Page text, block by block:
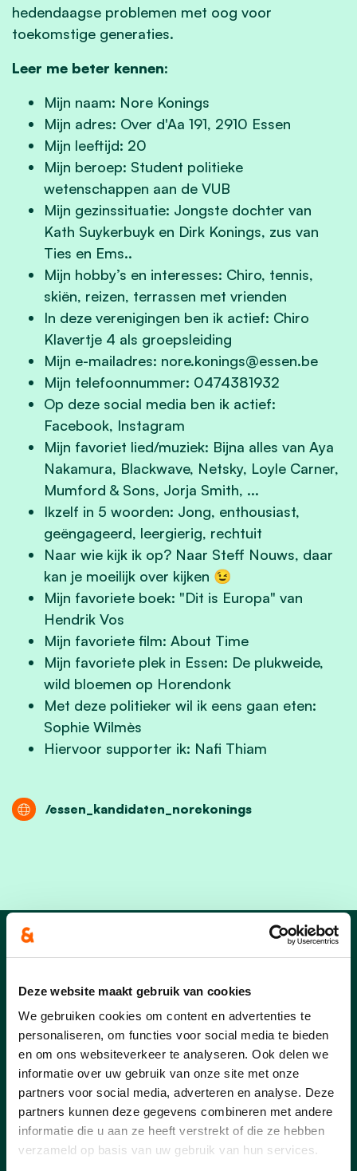
Deze website maakt gebruik van cookies
We gebruiken cookies om content en advertenties te
personaliseren, om functies voor social media te bieden
en om ons websiteverkeer te analyseren. Ook delen we
informatie over uw gebruik van onze site met onze
partners voor social media, adverteren en analyse. Deze
partners kunnen deze gegevens combineren met andere
informatie die u aan ze heeft verstrekt of die ze hebben
verzameld op basis van uw gebruik van hun services.
hedendaagse problemen met oog voor
toekomstige generaties.
Leer me beter kennen:
Mijn naam: Nore Konings
Mijn adres: Over d'Aa 191, 2910 Essen
Mijn leeftijd: 20
Mijn beroep: Student politieke
wetenschappen aan de VUB
Mijn gezinssituatie: Jongste dochter van
Kath Suykerbuyk en Dirk Konings, zus van
Ties en Ems..
Mijn hobby’s en interesses: Chiro, tennis,
skiën, reizen, terrassen met vrienden
In deze verenigingen ben ik actief: Chiro
Klavertje 4 als groepsleiding
Mijn e-mailadres: nore.konings@essen.be
Mijn telefoonnummer: 0474381932
Op deze social media ben ik actief:
Facebook, Instagram
Mijn favoriet lied/muziek: Bijna alles van Aya
Nakamura, Blackwave, Netsky, Loyle Carner,
Mumford & Sons, Jorja Smith, ...
Ikzelf in 5 woorden: Jong, enthousiast,
geëngageerd, leergierig, rechtuit
Naar wie kijk ik op? Naar Steff Nouws, daar
kan je moeilijk over kijken 😉
Mijn favoriete boek: "Dit is Europa" van
Hendrik Vos
Mijn favoriete film: About Time
Mijn favoriete plek in Essen: De plukweide,
wild bloemen op Horendonk
Met deze politieker wil ik eens gaan eten:
Sophie Wilmès
Hiervoor supporter ik: Nafi Thiam
/essen_kandidaten_norekonings
nieuws van Nore
Konings